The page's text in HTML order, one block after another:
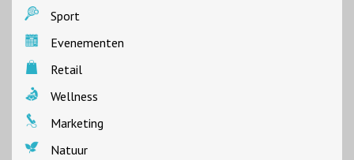
Sport
Evenementen
Retail
Wellness
Marketing
Natuur